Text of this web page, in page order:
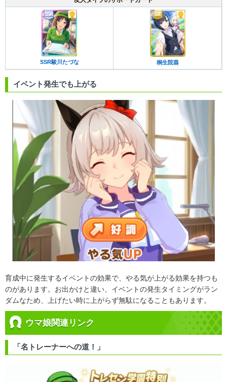
SSR駿川たづな 桐生院葵
イベント発生でも上がる
育成中に発生するイベントの効果で、やる気が上がる効果を持つも
のがあります。お出かけと違い、イベントの発生タイミングがラン
ダムなため、上げたい時に上がらず無駄になることもあります。
ウマ娘関連リンク
「名トレーナーへの道！」